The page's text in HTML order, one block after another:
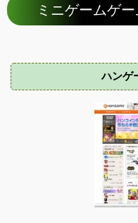
ミニゲームゲ
ハンゲ